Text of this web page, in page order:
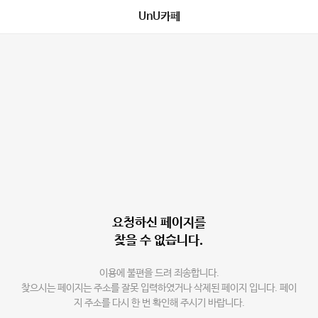
UnU카페
요청하신 페이지를
찾을 수 없습니다.
이용에 불편을 드려 죄송합니다.
찾으시는 페이지는 주소를 잘못 입력하였거나 삭제된 페이지 입니다. 페이
지 주소를 다시 한 번 확인해 주시기 바랍니다.